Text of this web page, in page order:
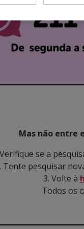
Mas não entre
se a
Tente pesquisar
3. Volte à
Todos os